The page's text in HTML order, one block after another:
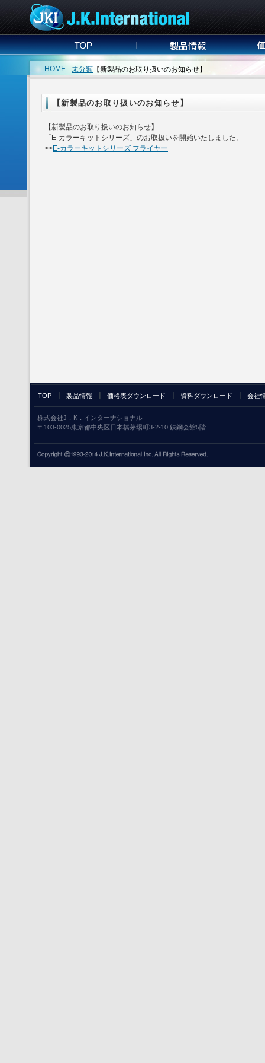
HOME 未分類 【新製品のお取り扱いのお知らせ】
【新製品のお取り扱いのお知らせ】
【新製品のお取り扱いのお知らせ】
「E-カラーキットシリーズ」のお取扱いを開始いたしました。
>>E-カラーキットシリーズ フライヤー
TOP 製品情報 価格表ダウンロード 資料ダウンロード 会社
株式会社J．K．インターナショナル
〒103-0025東京都中央区日本橋茅場町3-2-10 鉄鋼会館5階